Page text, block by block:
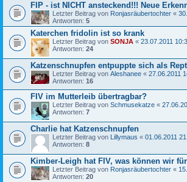
FIP - ist NICHT ansteckend!!! Neue
Letzter Beitrag von Ronjasräubertochter «
Antworten: 5
Katerchen fridolin ist so krank
Letzter Beitrag von SONJA « 23.07.2011
Antworten: 24
Katzenschnupfen entpuppte sich als
Letzter Beitrag von Aleshanee « 27.06.2011
Antworten: 16
FIV im Mutterleib übertragbar?
Letzter Beitrag von Schmusekatze «
Antworten: 7
Charlie hat Katzenschnupfen
Letzter Beitrag von Lillymaus « 01.06.2011
Antworten: 8
Kimber-Leigh hat FIV, was können wir
Letzter Beitrag von Ronjasräubertochter «
Antworten: 20